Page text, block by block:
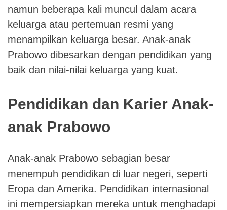
namun beberapa kali muncul dalam acara
keluarga atau pertemuan resmi yang
menampilkan keluarga besar. Anak-anak
Prabowo dibesarkan dengan pendidikan yang
baik dan nilai-nilai keluarga yang kuat.
Pendidikan dan Karier Anak-
anak Prabowo
Anak-anak Prabowo sebagian besar
menempuh pendidikan di luar negeri, seperti
Eropa dan Amerika. Pendidikan internasional
ini mempersiapkan mereka untuk menghadapi